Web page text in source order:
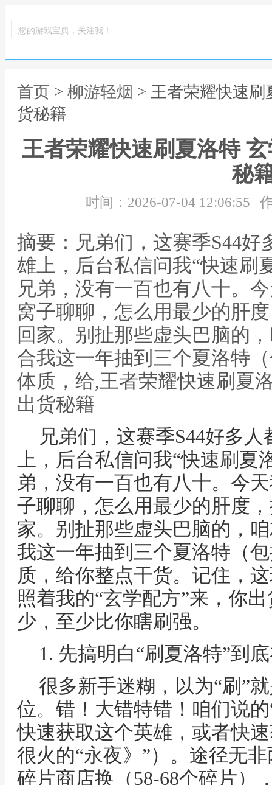
您的游戏宝典，关注我！
首页 > 柳游轻烟 > 王者荣耀快速
货秘籍
王者荣耀快速刷夏洛特
秘
时间：2026-07-04 12:06:55
摘要：兄弟们，这赛季S44
雄上，后台私信问我“快速刷
兄弟，没有一百也有八十。
窝子聊聊，怎么用最少的肝
回家。别扯那些虚头巴脑的
合我这一年抽到三个夏洛特
体质，给,王者荣耀快速刷夏
出货秘籍
兄弟们，这赛季S44好多
上，后台私信问我“快速刷
弟，没有一百也有八十。今
子聊聊，怎么用最少的肝度
家。别扯那些虚头巴脑的，
我这一年抽到三个夏洛特（
质，给你整点干货。记住，
照着我的“玄学配方”来，你
少，至少比你瞎刷强。
1. 先搞明白“刷夏洛特”到
很多新手迷糊，以为“刷”
位。错！大错特错！咱们说
快速获取这个英雄，或者快
很火的“永夜》”）。途径无
碎片商店换（58-68个碎片）